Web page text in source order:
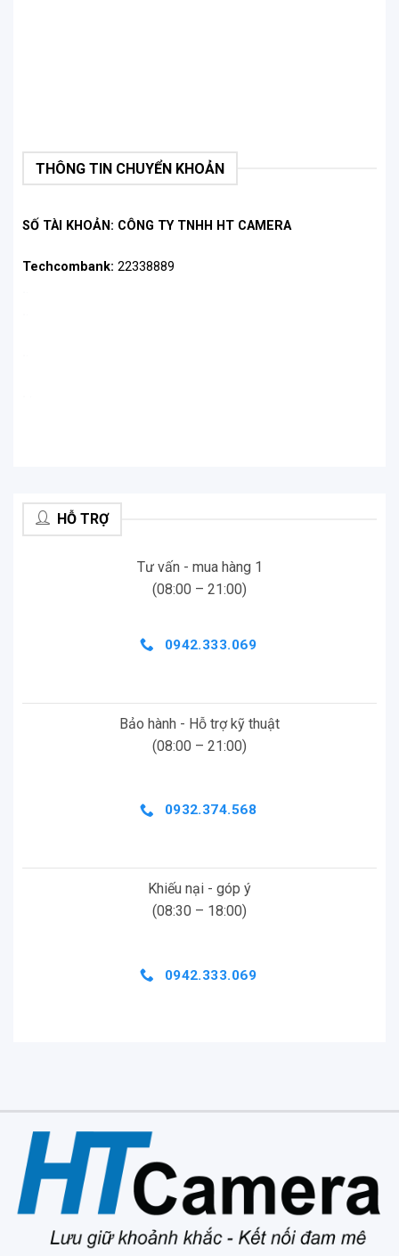
THÔNG TIN CHUYỂN KHOẢN
SỐ TÀI KHOẢN: CÔNG TY TNHH HT CAMERA
Techcombank: 22338889
HỖ TRỢ
Tư vấn - mua hàng 1
(08:00 – 21:00)
0942.333.069
Bảo hành - Hỗ trợ kỹ thuật
(08:00 – 21:00)
0932.374.568
Khiếu nại - góp ý
(08:30 – 18:00)
0942.333.069